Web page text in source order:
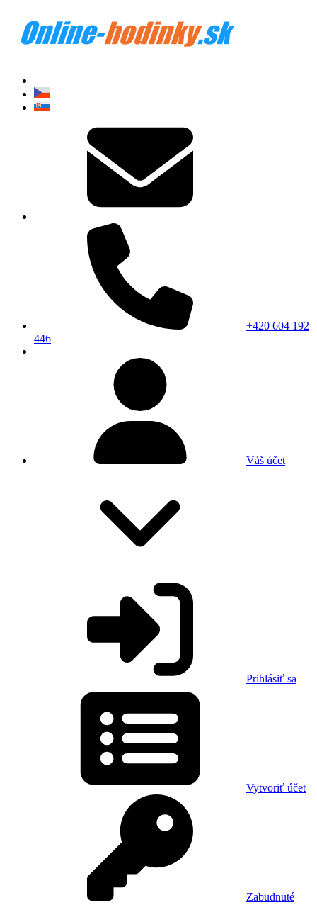
+420 604 192
446
Váš účet
Prihlásiť sa
Vytvoriť účet
Zabudnuté